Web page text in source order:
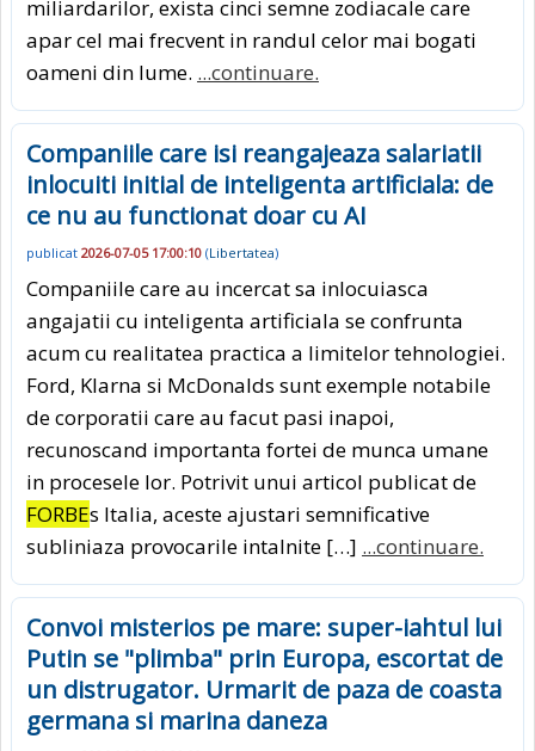
miliardarilor, exista cinci semne zodiacale care
apar cel mai frecvent in randul celor mai bogati
oameni din lume. ...continuare.
Companiile care isi reangajeaza salariatii
inlocuiti initial de inteligenta artificiala: de
ce nu au functionat doar cu AI
publicat 2026-07-05 17:00:10 (Libertatea)
Companiile care au incercat sa inlocuiasca
angajatii cu inteligenta artificiala se confrunta
acum cu realitatea practica a limitelor tehnologiei.
Ford, Klarna si McDonalds sunt exemple notabile
de corporatii care au facut pasi inapoi,
recunoscand importanta fortei de munca umane
in procesele lor. Potrivit unui articol publicat de
FORBEs Italia, aceste ajustari semnificative
subliniaza provocarile intalnite […] ...continuare.
Convoi misterios pe mare: super-iahtul lui
Putin se "plimba" prin Europa, escortat de
un distrugator. Urmarit de paza de coasta
germana si marina daneza